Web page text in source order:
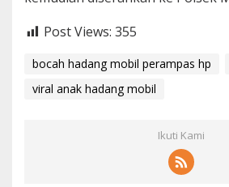
Post Views: 355
bocah hadang mobil perampas hp
viral anak hadang mobil
Ikuti Kami